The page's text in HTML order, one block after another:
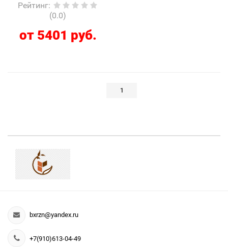
Рейтинг:
(0.0)
от 5401 руб.
1
bxrzn@yandex.ru
+7(910)613-04-49